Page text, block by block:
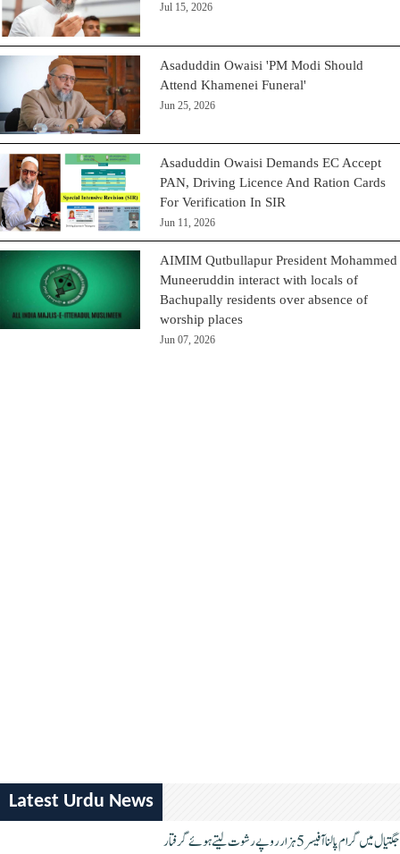
Jul 15, 2026
Asaduddin Owaisi 'PM Modi Should
Attend Khamenei Funeral'
Jun 25, 2026
Asaduddin Owaisi Demands EC Accept
PAN, Driving Licence And Ration Cards
For Verification In SIR
Jun 11, 2026
AIMIM Qutbullapur President Mohammed
Muneeruddin interact with locals of
Bachupally residents over absence of
worship places
Jun 07, 2026
Latest Urdu News
جگتیال میں گرام پالنا آفیسر 5 ہزار روپے رشوت لیتے ہوئے گرفتار